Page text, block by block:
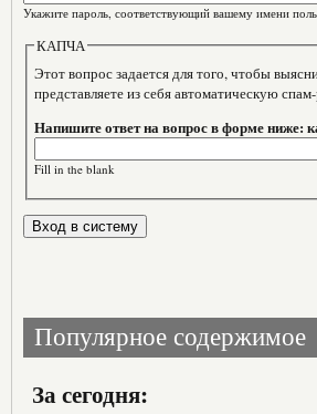
Укажите пароль, соответствующий вашему имени
КАПЧА
Этот вопрос задается для того, чтобы выяснить,
представляете из себя автоматическую
Напишите ответ на вопрос в форме ниже:
Fill in the blank
Популярное содержимое
За сегодня: